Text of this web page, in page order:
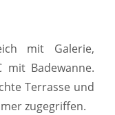
mit Galerie,
mit Badewanne.
Terrasse und
zugegriffen.